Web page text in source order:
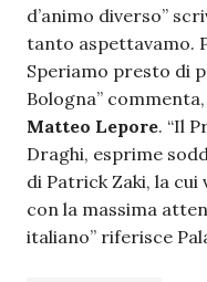
d’animo diverso”
tanto aspettavamo.
Speriamo presto di
Bologna”
Matteo Lepore. “Il
Draghi, esprime
di Patrick Zaki, la
con la massima
italiano” riferisce